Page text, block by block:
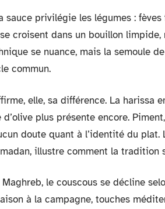
sauce privilégie les légumes :
croisent dans un bouillon
se nuance, mais la semoule
commun.
elle, sa différence. La harissa
plus présente encore.
doute quant à l’identité du
illustre comment la tradition
Maghreb, le couscous se décline
à la campagne, touches